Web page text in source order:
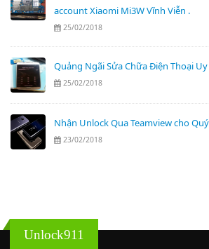
account Xiaomi Mi3W Vĩnh Viễn .
25/02/2018
Quảng Ngãi Sửa Chữa Điện Thoại
25/02/2018
Nhận Unlock Qua Teamview cho
23/02/2018
Unlock911